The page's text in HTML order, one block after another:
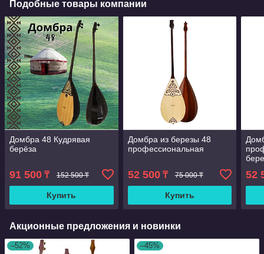
Подобные товары компании
Домбра 48 Кудрявая
берёза
91 500 ₸ 152 500 ₸
Купить
Домбра из березы 48
профессиональная
52 500₸ 75 000 ₸
Купить
52
Акционные предложения и новинки
–52% –45%